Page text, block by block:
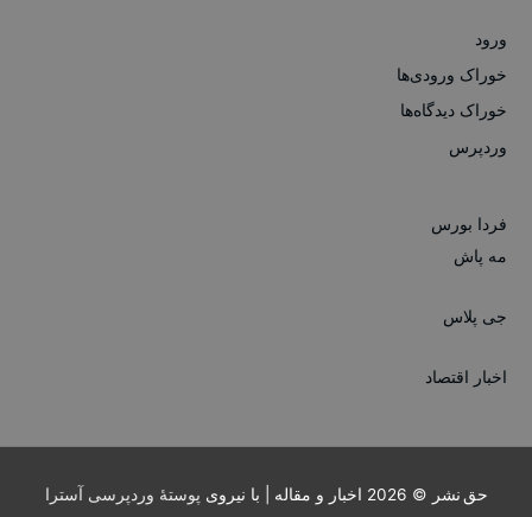
ورود
خوراک ورودی‌ها
خوراک دیدگاه‌ها
وردپرس
فردا بورس
مه پاش
جی پلاس
اخبار اقتصاد
حق نشر © 2026 اخبار و مقاله | با نیروی پوستهٔ وردپرسی آسترا